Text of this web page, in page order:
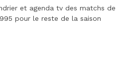
et agenda tv des matchs de
pour le reste de la saison